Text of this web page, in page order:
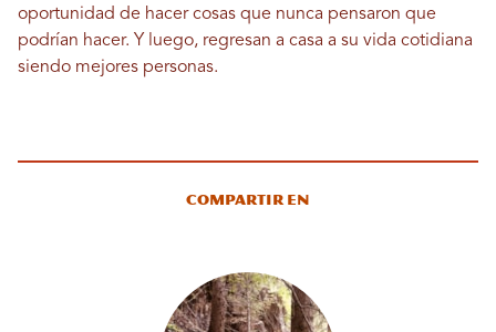
oportunidad de hacer cosas que nunca pensaron que
podrían hacer. Y luego, regresan a casa a su vida cotidiana
siendo mejores personas.
Compartir en